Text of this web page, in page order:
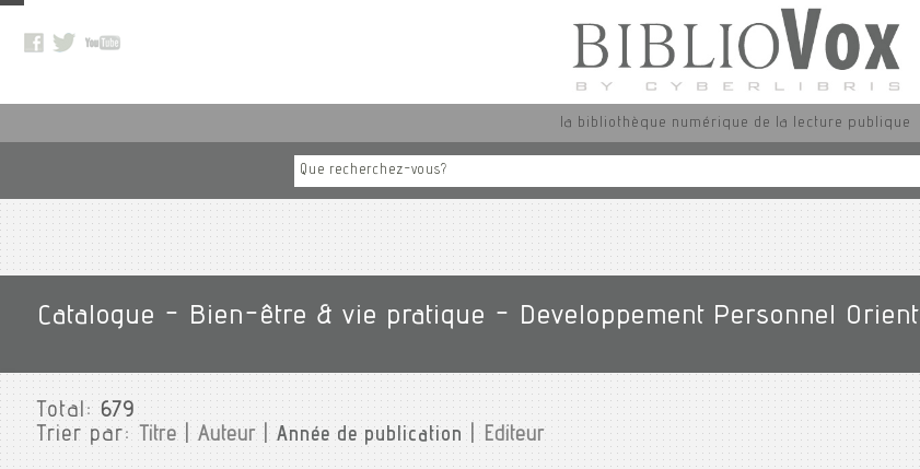
la bibliothèque numérique de la lecture publique
Catalogue - Bien-être & vie pratique - Developpement Personnel Orient
Total:679
Trier par:Titre|Auteur|Année de publication | Editeur